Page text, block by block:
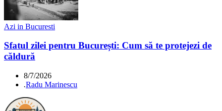
Azi in Bucuresti
Sfatul zilei pentru București: Cum să te protejezi de
căldură
8/7/2026
.Radu Marinescu